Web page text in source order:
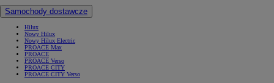
Samochody dostawcze
Hilux
Nowy Hilux
Nowy Hilux Electric
PROACE Max
PROACE
PROACE Verso
PROACE CITY
PROACE CITY Verso